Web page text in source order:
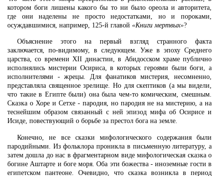
котором боги лишены какого бы то ни было ореола и авторитета,
где они наделены не просто недостатками, но и пороками,
осуждавшимися, например, 125-й главой «Книги мертвых»?
Объяснение этого на первый взгляд странного факта
заключается, по-видимому, в следующем. Уже в эпоху Среднего
царства, со времени XII династии, в Абидосском храме публично
исполнялись мистерии Осириса, в которых героями были боги, а
исполнителями - жрецы. Для фанатиков мистерия, несомненно,
представляла священное зрелище. Но для скептиков (а мы видели,
что такие в Египте были) она была чем-то комическим, смешным.
Сказка о Хоре и Сетхе - пародия, но пародия не на мистерию, а на
теснейшим образом связанный с ней эпизод мифа об Осирисе и
Исиде, повествующий о борьбе за престол бога на земле.
Конечно, не все сказки мифологического содержания были
пародийными. Из фольклора проникла в письменную литературу, а
затем дошла до нас в фрагментарном виде мифологическая сказка о
богине Аштарте и боге моря. Оба эти божества - иноземные гости в
египетском пантеоне. Очевидно, что сказка возникла в период